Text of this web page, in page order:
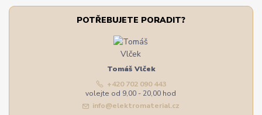
POTŘEBUJETE PORADIT?
Tomáš Vlček
+420 702 090 443
volejte od 9,00 - 20,00 hod
info@elektromaterial.cz